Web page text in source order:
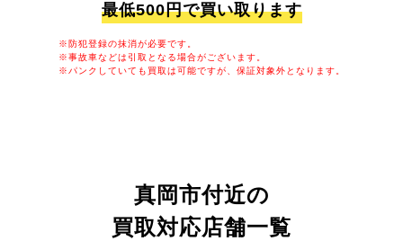
最低500円で買い取ります
※防犯登録の抹消が必要です。
※事故車などは引取となる場合がございます。
※パンクしていても買取は可能ですが、保証対象外となります。
真岡市付近の
買取対応店舗一覧